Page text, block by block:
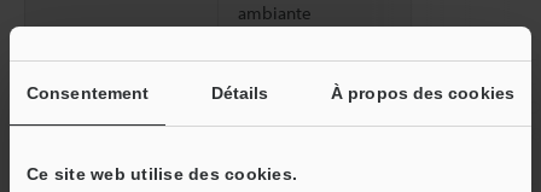
Consentement Détails À propos des cookies
Ce site web utilise des cookies.
ambiante
Humidité relative Jusqu’à 95%
Résistance aux
vibrations
10 à 500 Hz ;
puissance :